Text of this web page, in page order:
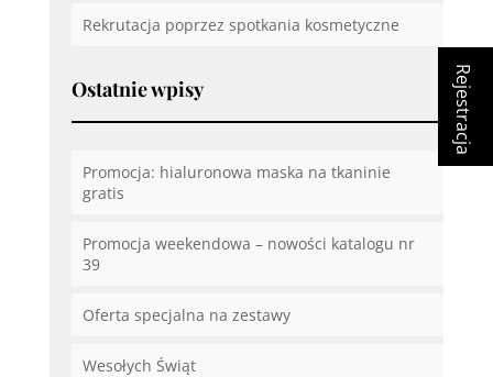
Rejestracja
Rekrutacja poprzez spotkania kosmetyczne
Ostatnie wpisy
Promocja: hialuronowa maska na tkaninie
gratis
Promocja weekendowa – nowości katalogu nr
39
Oferta specjalna na zestawy
Wesołych Świąt